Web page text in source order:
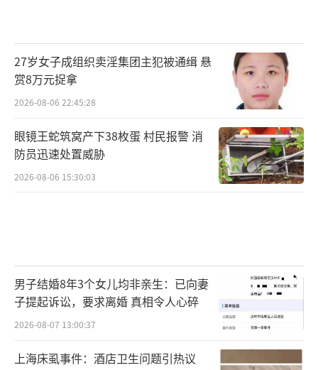
27岁女子成组织卖淫集团主犯被通缉 悬
赏8万元捉拿
2026-08-06 22:45:28
眼镜王蛇筑窝产下38枚蛋 村民报警 消
防员迅速处置威胁
2026-08-06 15:30:03
男子结婚8年3个女儿均非亲生：已向妻
子提起诉讼，要求离婚 真相令人心碎
2026-08-07 13:00:37
上海床虱事件：酒店卫生问题引热议